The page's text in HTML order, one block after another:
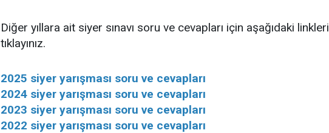
Diğer yıllara ait siyer sınavı soru ve cevapları için aşağıdaki linkleri
tıklayınız.
2025 siyer yarışması soru ve cevapları
2024 siyer yarışması soru ve cevapları
2023 siyer yarışması soru ve cevapları
2022 siyer yarışması soru ve cevapları